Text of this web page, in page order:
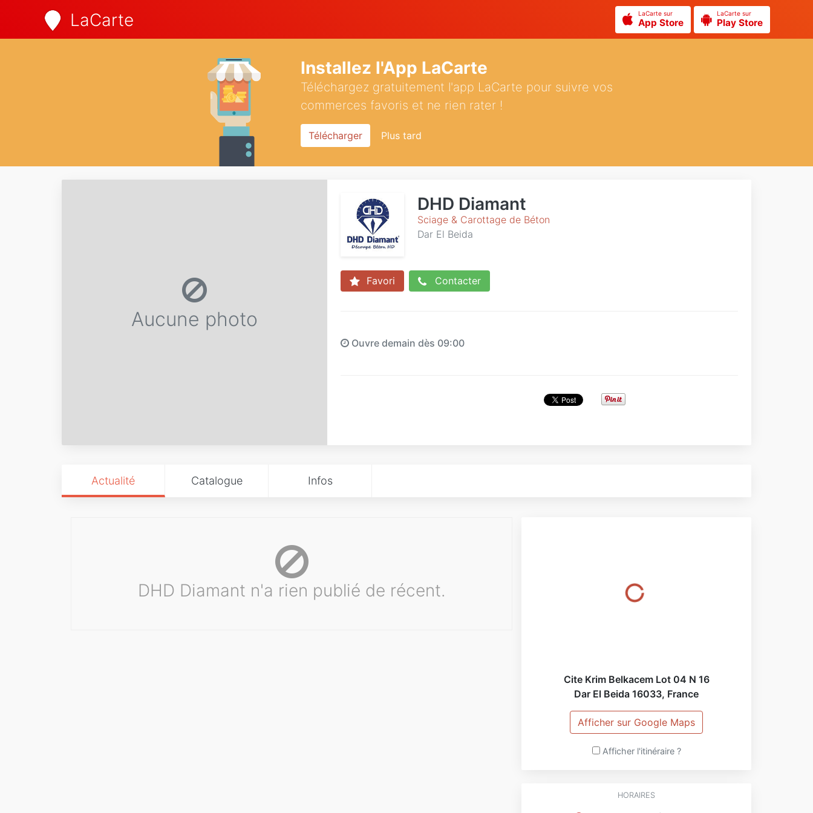
LaCarte LaCarte sur
App Store
LaCarte sur
Play Store
Installez l'App LaCarte
Téléchargez gratuitement l'app LaCarte pour suivre vos
commerces favoris et ne rien rater !
Télécharger Plus tard
Aucune photo
DHD Diamant
Sciage & Carottage de Béton
Dar El Beida
Favori Contacter
Ouvre demain dès 09:00
Actualité Catalogue Infos
DHD Diamant n'a rien publié de récent.
Cite Krim Belkacem Lot 04 N 16
Dar El Beida 16033, France
Afficher sur Google Maps
Afficher l'itinéraire ?
HORAIRES